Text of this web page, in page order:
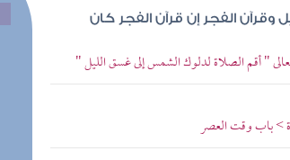
الفجر إن قرآن الفجر كان
" أقم الصلاة لدلوك الشمس إلى غسق الليل "
> باب وقت العصر